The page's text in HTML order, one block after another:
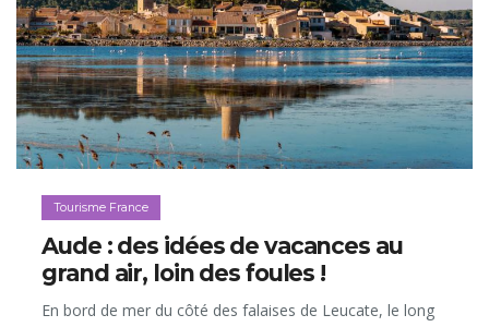
Tourisme France
Aude : des idées de vacances au
grand air, loin des foules !
En bord de mer du côté des falaises de Leucate, le long